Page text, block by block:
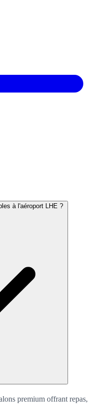
à l'aéroport LHE ?
premium offrant repas,